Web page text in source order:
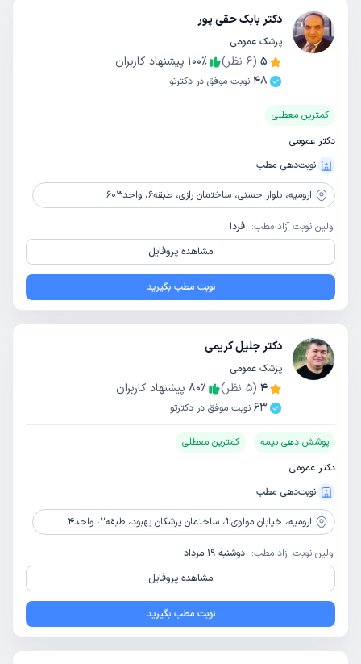
دکتر بابک حقی پور
پزشک عمومی
5
(
6 نظر) 100٪
پیشنهاد کاربران
48 نوبت موفق در دکترتو
کمترین معطلی
دکتر عمومی
نوبت‌دهی مطب
ارومیه، بلوار حسنی، ساختمان رازی، طبقه6، واحد603
اولین نوبت آزاد مطب: فردا
مشاهده پروفایل
نوبت مطب بگیرید
دکتر جلیل کریمی
پزشک عمومی
4
(
5 نظر) 80٪
پیشنهاد کاربران
63 نوبت موفق در دکترتو
پوشش دهی بیمه
کمترین معطلی
دکتر عمومی
نوبت‌دهی مطب
ارومیه، خیابان مولوی2، ساختمان پزشکان بهبود، طبقه2، واحد4
اولین نوبت آزاد مطب: دوشنبه 19 مرداد
مشاهده پروفایل
نوبت مطب بگیرید